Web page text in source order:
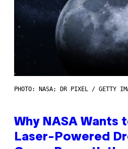
PHOTO: NASA; DR PIXEL / GETTY
Why NASA Wants
Laser-Powered